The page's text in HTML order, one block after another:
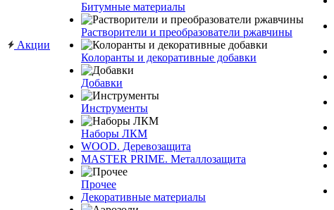
Акции
Битумные материалы
Растворители и преобразователи ржавчины
Колоранты и декоративные добавки
Добавки
Инструменты
Наборы ЛКМ
WOOD. Деревозащита
MASTER PRIME. Металлозащита
Прочее
Декоративные материалы